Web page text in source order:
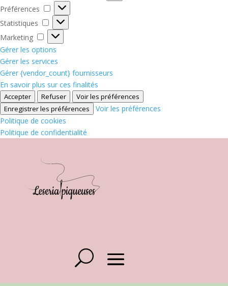
Préférences
Préférences
Statistiques
Statistiques
Marketing
Marketing
Gérer les options
Gérer les services
Gérer {vendor_count} fournisseurs
En savoir plus sur ces finalités
Accepter Refuser
Voir les préférences
Enregistrer les préférences
Voir les préférences
Politique de cookies
Politique de confidentialité